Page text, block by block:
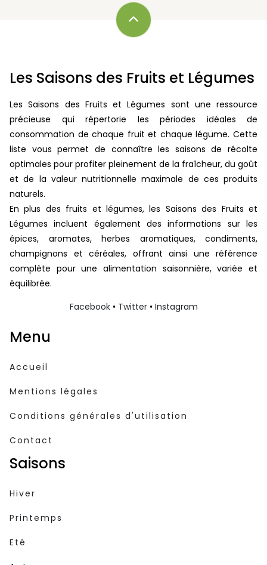
Les Saisons des Fruits et Légumes
Les Saisons des Fruits et Légumes sont une ressource
précieuse qui répertorie les périodes idéales de
consommation de chaque fruit et chaque légume. Cette
liste vous permet de connaître les saisons de récolte
optimales pour profiter pleinement de la fraîcheur, du goût
et de la valeur nutritionnelle maximale de ces produits
naturels.
En plus des fruits et légumes, les Saisons des Fruits et
Légumes incluent également des informations sur les
épices, aromates, herbes aromatiques, condiments,
champignons et céréales, offrant ainsi une référence
complète pour une alimentation saisonnière, variée et
équilibrée.
Facebook• Twitter• Instagram
Menu
Accueil
Mentions légales
Conditions générales d'utilisation
Contact
Saisons
Hiver
Printemps
Eté